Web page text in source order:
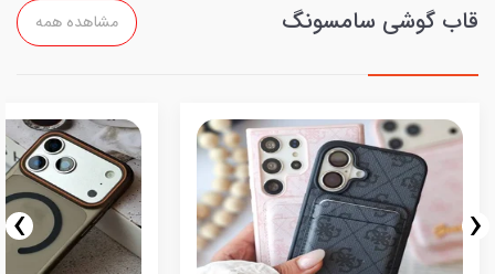
قاب گوشی سامسونگ مشاهده همه
‹
›